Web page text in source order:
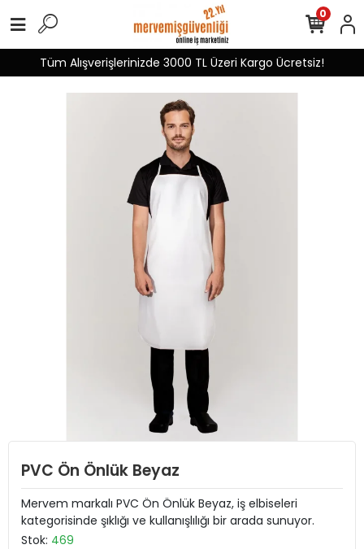
Tüm Alışverişlerinizde 3000 TL Üzeri Kargo Ücretsiz!
0
PVC Ön Önlük Beyaz
Mervem markalı PVC Ön Önlük Beyaz, iş elbiseleri
kategorisinde şıklığı ve kullanışlılığı bir arada sunuyor.
Stok: 469